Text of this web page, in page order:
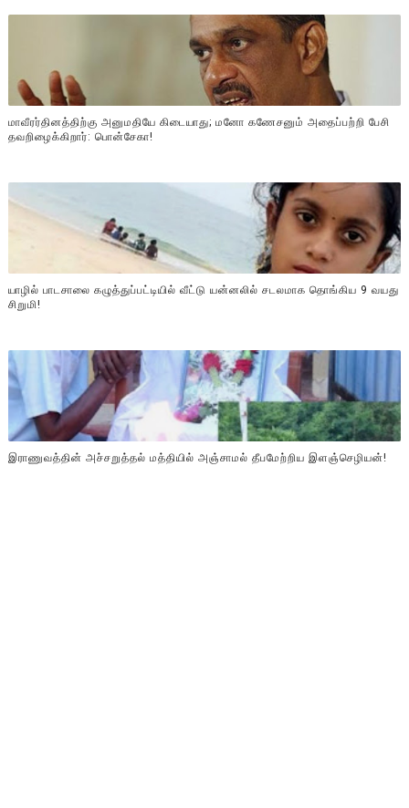
மாவீரர்தினத்திற்கு அனுமதியே கிடையாது; மனோ கணேசனும் அதைப்பற்றி பேசி
தவறிழைக்கிறார்: பொன்சேகா!
யாழில் பாடசாலை கழுத்துப்பட்டியில் வீட்டு யன்னலில் சடலமாக தொங்கிய 9 வயது
சிறுமி!
இராணுவத்தின் அச்சறுத்தல் மத்தியில் அஞ்சாமல் தீபமேற்றிய இளஞ்செழியன்!